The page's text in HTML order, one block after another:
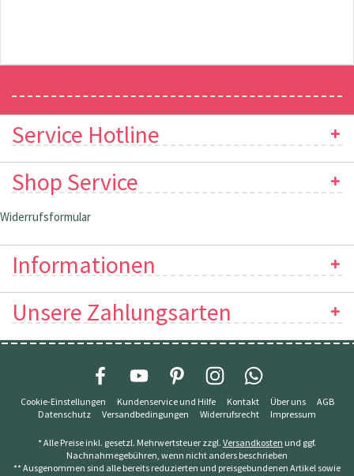
Service Hotline
Shop Service
Widerrufsformular
Informationen
Unsere Zahlungsarten
Cookie-Einstellungen Kundenservice und Hilfe Kontakt Über uns
AGB
Datenschutz
Versandbedingungen Widerrufsrecht Impressum
* Alle Preise inkl. gesetzl. Mehrwertsteuer zzgl. Versandkosten und ggf.
Nachnahmegebühren, wenn nicht anders beschrieben
** Ausgenommen sind alle bereits reduzierten und preisgebundenen Artikel sowie